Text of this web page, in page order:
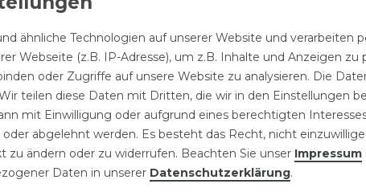
Steckschlüssel 5
mm
Entlüftungsschlüssel
2x
3/4 Zoll
Ventilunterteil
1/2 Zoll Eck
rechts
Heizkörperventil
24,19 € *
Eck
ähnliche Technologien auf unserer Website und verarbeiten
Webseite (z.B. IP-Adresse), um z.B. Inhalte und Anzeigen zu
oder Zugriffe auf unsere Website zu analysieren. Die
teilen diese Daten mit Dritten, die wir in den Einstellungen
mit Einwilligung oder aufgrund eines berechtigten
abgelehnt werden. Es besteht das Recht, nicht
zu ändern oder zu widerrufen. Beachten Sie unser Impressum
Daten in unserer Daten­schutz­erklärung.